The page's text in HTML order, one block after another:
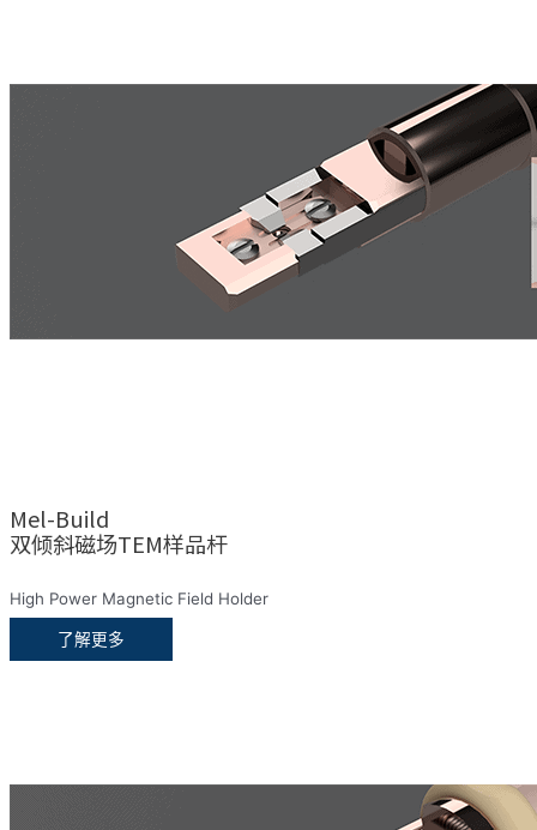
Mel-Build
双倾斜磁场TEM样品杆
High Power Magnetic Field Holder
了解更多